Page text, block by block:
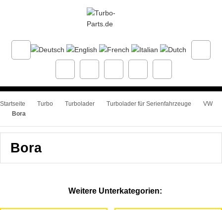
Startseite Turbo Turbolader Turbolader für Serienfahrzeuge
VW
Bora
Bora
Weitere Unterkategorien: